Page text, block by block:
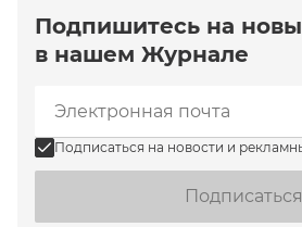
Подпишитесь на
в нашем Журнале
Подписаться на новости и
Подписаться